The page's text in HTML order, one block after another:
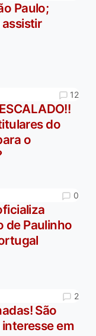
Paulo;
assistir
12
do
o
0
de Paulinho
2
São
em